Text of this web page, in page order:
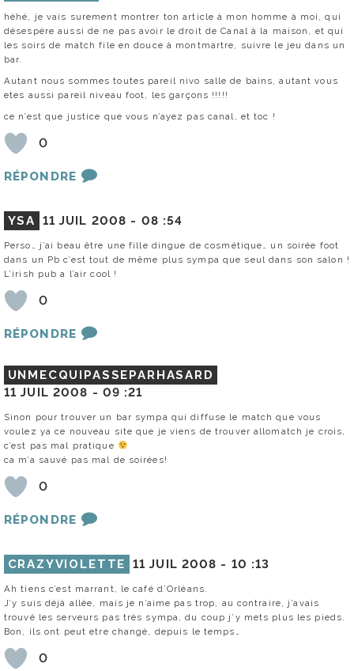
héhé, je vais surement montrer ton article à mon homme à moi, qui
désespère aussi de ne pas avoir le droit de Canal à la maison, et qui
les soirs de match file en douce à montmartre, suivre le jeu dans un
bar.
Autant nous sommes toutes pareil nivo salle de bains, autant vous
etes aussi pareil niveau foot, les garçons !!!!!
ce n’est que justice que vous n’ayez pas canal, et toc !
0
RÉPONDRE
YSA 11 JUIL 2008 - 08 :54
Perso… j’ai beau être une fille dingue de cosmétique… un soirée foot
dans un Pb c’est tout de même plus sympa que seul dans son salon !
L’irish pub a l’air cool !
0
RÉPONDRE
UNMECQUIPASSEPARHASARD
11 JUIL 2008 - 09 :21
Sinon pour trouver un bar sympa qui diffuse le match que vous
voulez ya ce nouveau site que je viens de trouver allomatch je crois,
c’est pas mal pratique
ca m’a sauvé pas mal de soirées!
0
RÉPONDRE
CRAZYVIOLETTE 11 JUIL 2008 - 10 :13
Ah tiens c’est marrant, le café d’Orléans.
J’y suis déjà allée, mais je n’aime pas trop, au contraire, j’avais
trouvé les serveurs pas très sympa, du coup j’y mets plus les pieds.
Bon, ils ont peut etre changé, depuis le temps…
0